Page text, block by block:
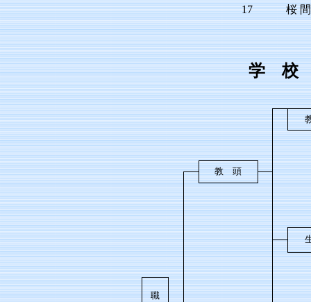
17
桜 間
学 校
教 頭
職